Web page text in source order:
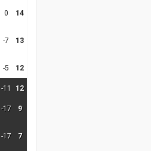
0 14
-7 13
-5 12
-11 12
-17 9
-17 7